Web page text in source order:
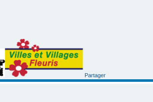
Partager